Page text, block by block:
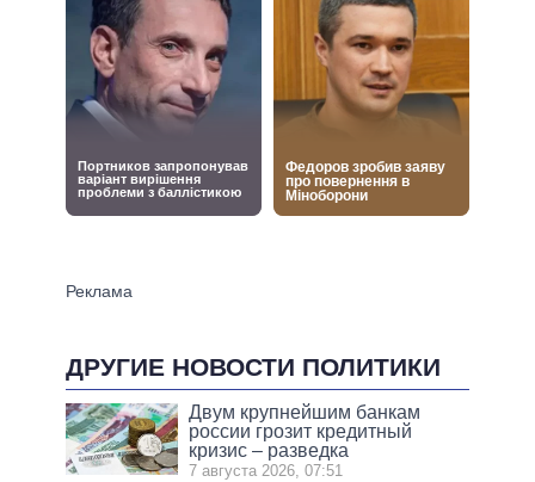
ДРУГИЕ НОВОСТИ ПОЛИТИКИ
Двум крупнейшим банкам
россии грозит кредитный
кризис – разведка
7 августа 2026, 07:51